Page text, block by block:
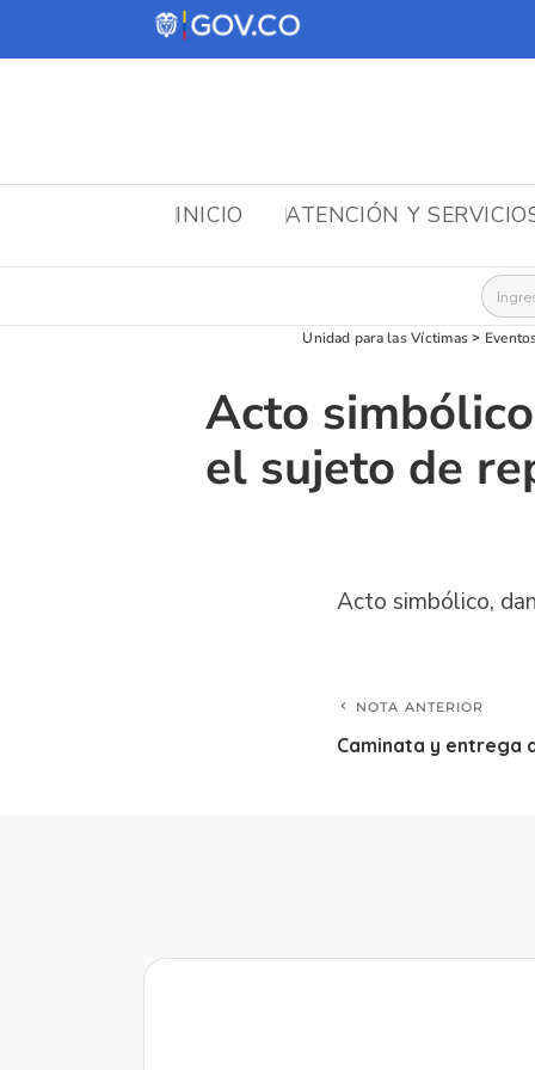
INICIO ATENCIÓN Y
Unidad para las Víctimas >
Acto
el sujeto de
Acto simbólico,
NOTA ANTERIOR
Caminata y entrega